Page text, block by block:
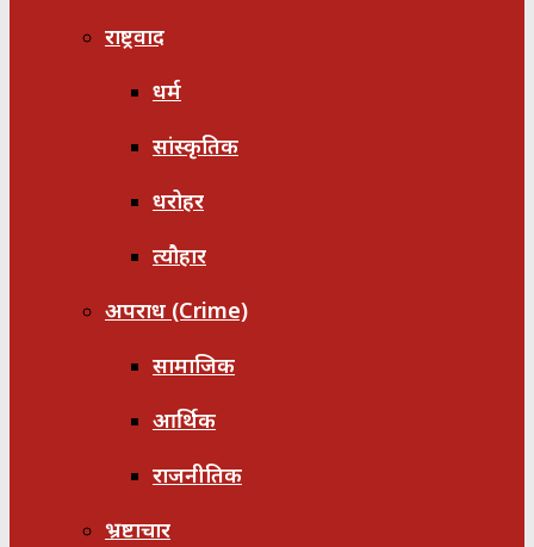
राष्ट्रवाद
धर्म
सांस्कृतिक
धरोहर
त्यौहार
अपराध (Crime)
सामाजिक
आर्थिक
राजनीतिक
भ्रष्टाचार